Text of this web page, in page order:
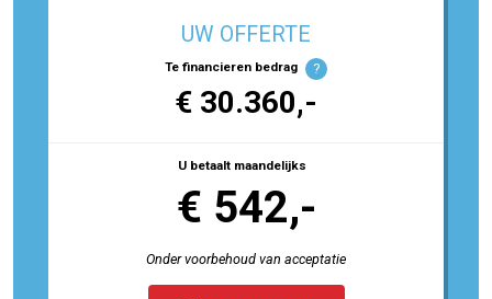
UW OFFERTE
Te financieren bedrag ?
€ 30.360,-
U betaalt maandelijks
€ 542,-
Onder voorbehoud van acceptatie